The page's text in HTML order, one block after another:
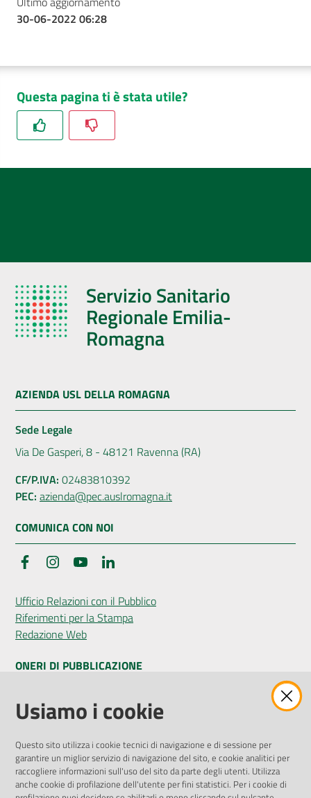
30-06-2022 06:28
Questa pagina ti è stata utile?
Servizio Sanitario
Regionale Emilia-
Romagna
AZIENDA USL DELLA ROMAGNA
Sede Legale
Via De Gasperi, 8 - 48121 Ravenna (RA)
CF/P.IVA: 02483810392
PEC: azienda@pec.auslromagna.it
COMUNICA CON NOI
FacebookInstagramYouTube
Ufficio Relazioni con il Pubblico
Riferimenti per la Stampa
Redazione Web
ONERI DI PUBBLICAZIONE
Amministrazione Trasparente
Pubblicità legale
Privacy Policy
Attuazione Misure PNRR
Liste di Attesa
Usiamo i cookie
Questo sito utilizza i cookie tecnici di navigazione e di sessione per
garantire un miglior servizio di navigazione del sito, e cookie analitici per
raccogliere informazioni sull'uso del sito da parte degli utenti. Utilizza
anche cookie di profilazione dell'utente per fini statistici. Per i cookie di